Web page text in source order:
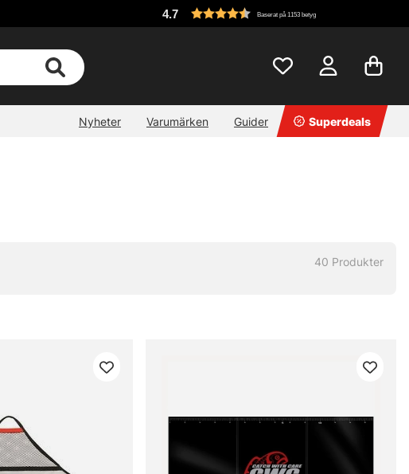
4.7 Baserat på 1153 betyg
Nyheter Varumärken Guider Superdeals
40 Produkter